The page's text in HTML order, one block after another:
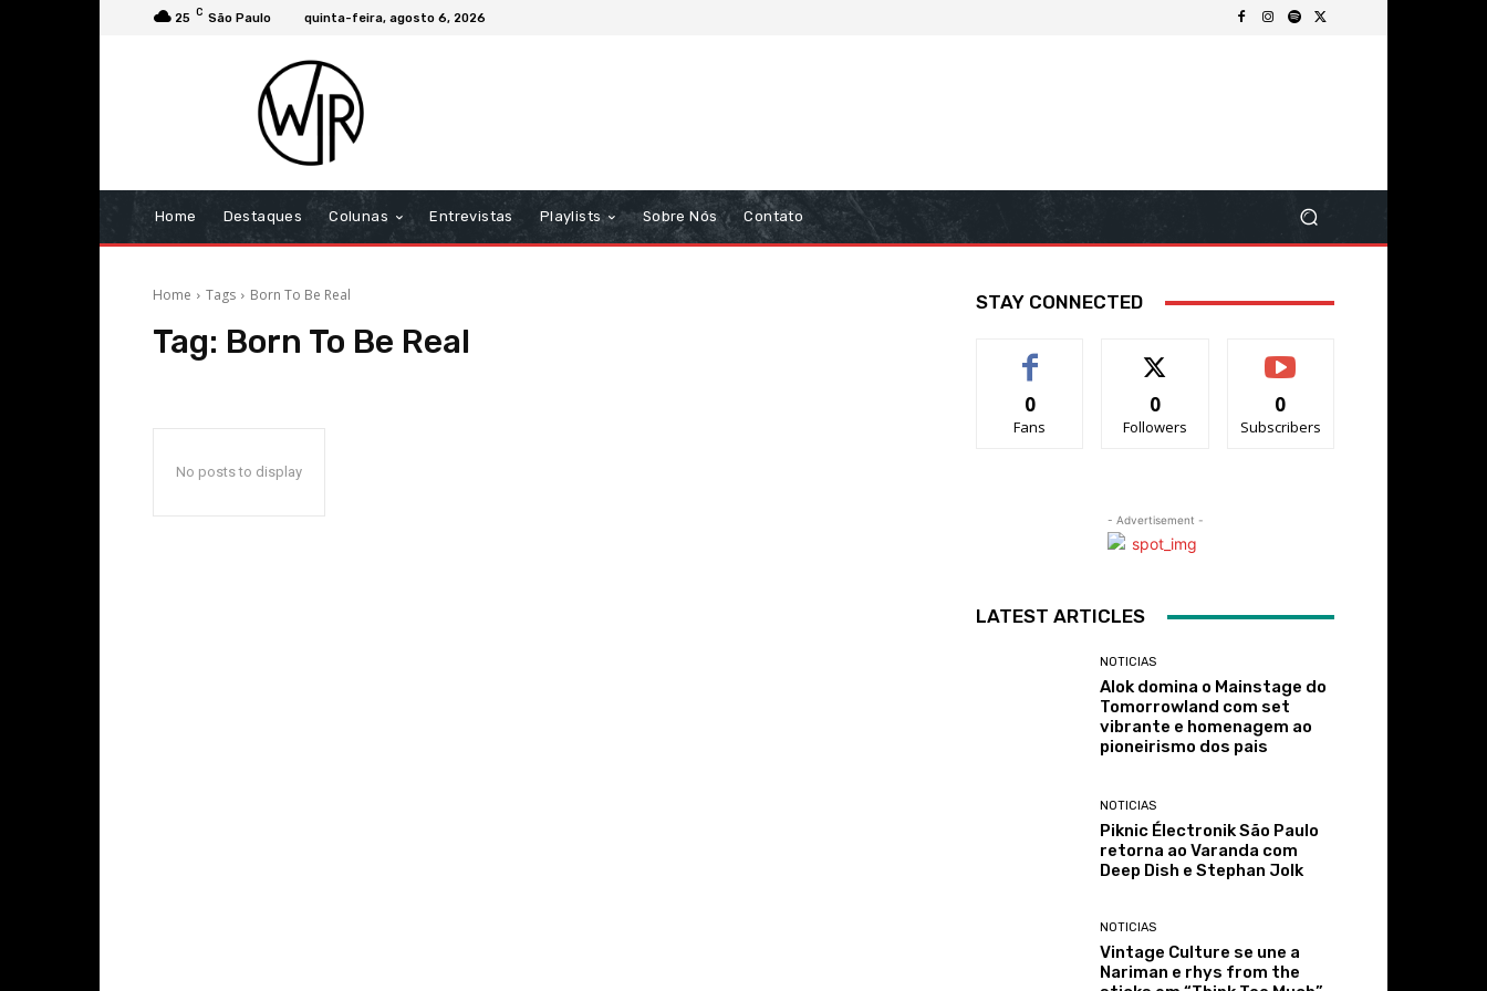
25 C São Paulo quinta-feira, agosto 6, 2026
Home Destaques Colunas Entrevistas Playlists Sobre Nós Contato
Home Tags Born To Be Real
Tag: Born To Be Real
No posts to display
STAY CONNECTED
0
Fans
0
Followers
0
Subscribers
- Advertisement -
LATEST ARTICLES
NOTICIAS
Alok domina o Mainstage do
Tomorrowland com set
vibrante e homenagem ao
pioneirismo dos pais
NOTICIAS
Piknic Électronik São Paulo
retorna ao Varanda com
Deep Dish e Stephan Jolk
NOTICIAS
Vintage Culture se une a
Nariman e rhys from the